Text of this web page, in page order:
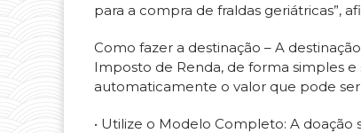
para a compra de fraldas geriátricas”,
Como fazer a destinação – A
Imposto de Renda, de forma simples
automaticamente o valor que pode ser
• Utilize o Modelo Completo: A